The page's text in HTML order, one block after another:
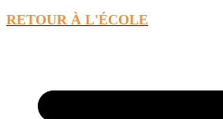
RETOUR À L'ÉCOLE